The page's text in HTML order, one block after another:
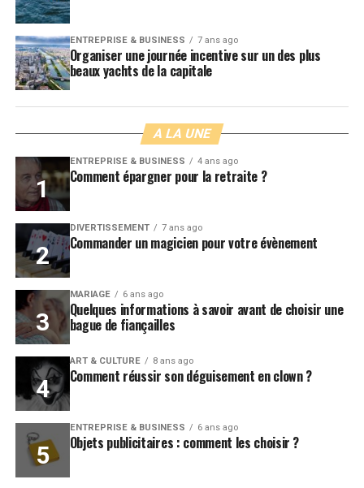
ENTREPRISE & BUSINESS 7 ans ago
Organiser une journée incentive sur un des plus
beaux yachts de la capitale
A LA UNE
ENTREPRISE & BUSINESS 4 ans ago
Comment épargner pour la retraite ?
DIVERTISSEMENT 7 ans ago
Commander un magicien pour votre évènement
MARIAGE 6 ans ago
Quelques informations à savoir avant de choisir une
bague de fiançailles
ART & CULTURE 8 ans ago
Comment réussir son déguisement en clown ?
ENTREPRISE & BUSINESS 6 ans ago
Objets publicitaires : comment les choisir ?